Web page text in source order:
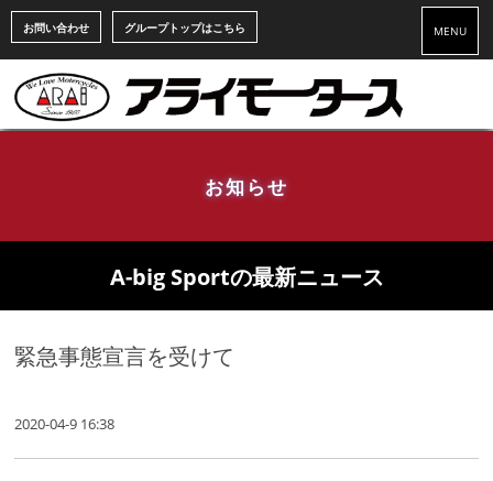
お問い合わせ グループトップはこちら MENU
お知らせ
A-big Sportの最新ニュース
緊急事態宣言を受けて
2020-04-9 16:38